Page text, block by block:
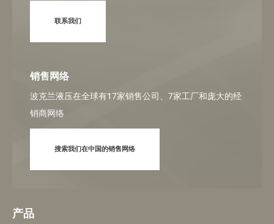
联系我们
销售网络
波克兰液压在全球有17家销售公司、7家工厂和庞大的经
销商网络
搜索我们在中国的销售网络
产品